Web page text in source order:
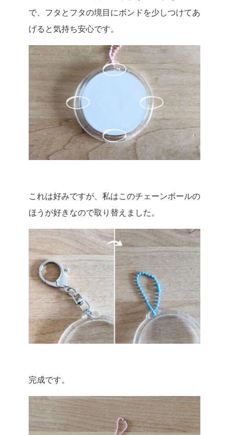
で、フタとフタの境目にボンドを少しつけてあ
げると気持ち安心です。
これは好みですが、私はこのチェーンボールの
ほうが好きなので取り替えました。
完成です。